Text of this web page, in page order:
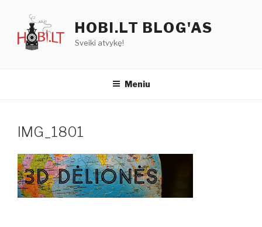
turinio
HOBI.LT BLOG'AS
Sveiki atvykę!
Meniu
IMG_1801